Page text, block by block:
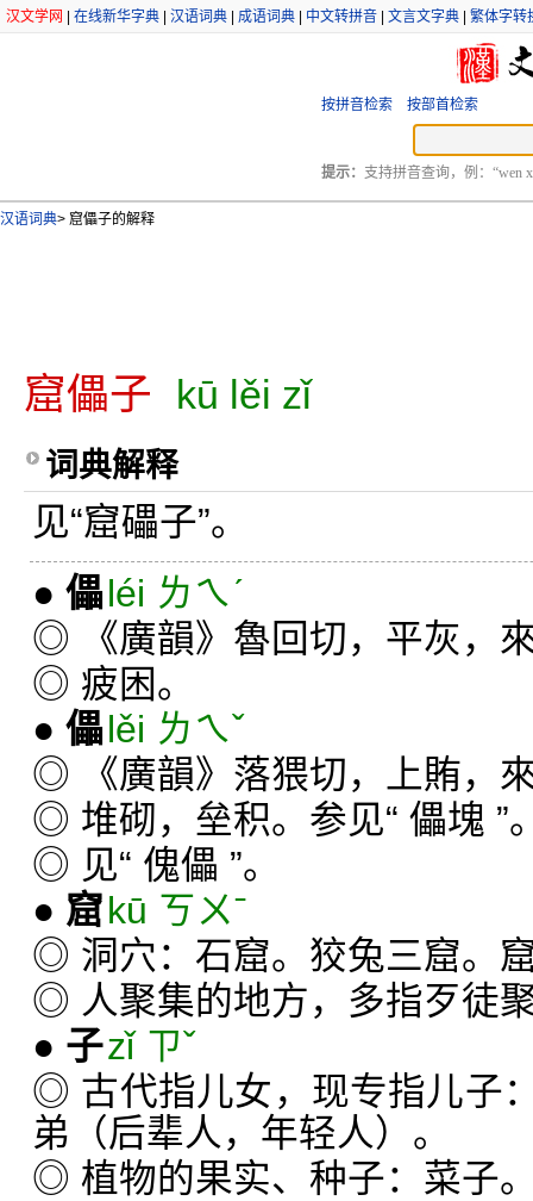
汉文学网 在线新华字典 汉语词典 成语词典 中文转拼音 文言文字典 繁体字转
按拼音检索 按部首检索
提示： 支持拼音查询，例：“wen
汉语词典> 窟儡子的解释
窟儡子 kū lěi zǐ
词典解释
见“窟礧子”。
● 儡léi ㄌㄟˊ
◎ 《廣韻》魯回切，平灰，
◎ 疲困。
● 儡lěi ㄌㄟˇ
◎ 《廣韻》落猥切，上賄，
◎ 堆砌，垒积。参见“ 儡塊 ”
◎ 见“ 傀儡 ”。
● 窟kū ㄎㄨˉ
◎ 洞穴：石窟。狡兔三窟。
◎ 人聚集的地方，多指歹徒
● 子zǐ ㄗˇ
◎ 古代指儿女，现专指儿子
弟（后辈人，年轻人）。
◎ 植物的果实、种子：菜子